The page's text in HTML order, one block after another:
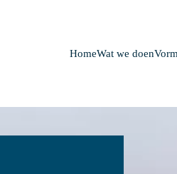
HomeWat we doen